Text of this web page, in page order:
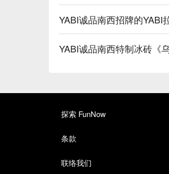
YABI诚品南西招牌的YABI
YABI诚品南西特制冰砖《
探索 FunNow
条款
联络我们